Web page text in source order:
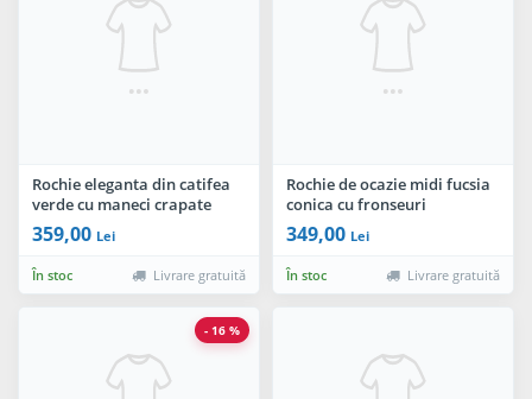
Rochie eleganta din catifea
verde cu maneci crapate
359,00 Lei
În stoc Livrare gratuită
Rochie de ocazie midi fucsia
conica cu fronseuri
349,00 Lei
În stoc Livrare gratuită
- 16 %